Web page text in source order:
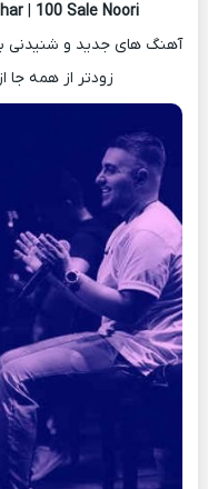
| 100 Sale Noori
آهنگ های جدید و شنیدنی
زودتر از همه جا